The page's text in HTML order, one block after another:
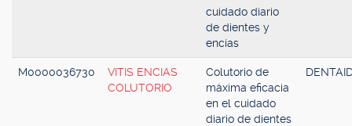
cuidado diario
de dientes y
encías
M0000036730
VITIS ENCIAS
COLUTORIO
Colutorio de
máxima eficacia
en el cuidado
diario de dientes